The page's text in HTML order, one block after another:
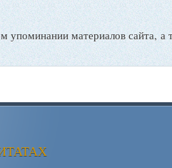
материалов сайта, а